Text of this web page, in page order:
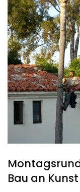
Bau an Kunst